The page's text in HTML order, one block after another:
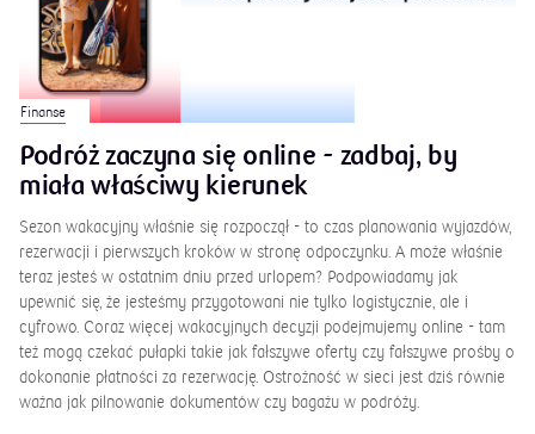
Finanse
Podróż zaczyna się online - zadbaj, by
miała właściwy kierunek
Sezon wakacyjny właśnie się rozpoczął - to czas planowania wyjazdów,
rezerwacji i pierwszych kroków w stronę odpoczynku. A może właśnie
teraz jesteś w ostatnim dniu przed urlopem? Podpowiadamy jak
upewnić się, że jesteśmy przygotowani nie tylko logistycznie, ale i
cyfrowo. Coraz więcej wakacyjnych decyzji podejmujemy online - tam
też mogą czekać pułapki takie jak fałszywe oferty czy fałszywe prośby o
dokonanie płatności za rezerwację. Ostrożność w sieci jest dziś równie
ważna jak pilnowanie dokumentów czy bagażu w podróży.